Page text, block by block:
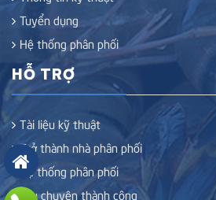
Tuyển dụng
Hệ thống phân phối
HỖ TRỢ
Tài liệu kỹ thuật
Trở thành nhà phân phối
Hệ thống phân phối
Câu chuyện thành công